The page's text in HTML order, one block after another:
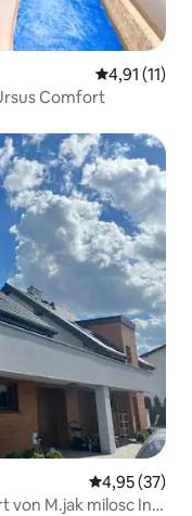
4,91 (11)
Comfort
4,95 (37)
von M.jak milosc In